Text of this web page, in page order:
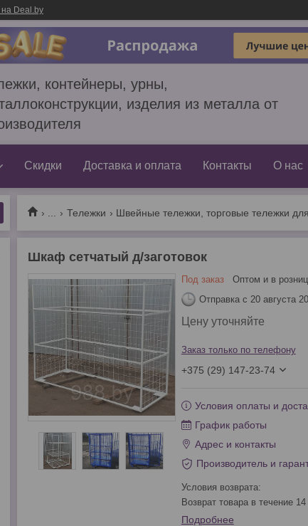
на Deal.by
контейнеры, урны,
изделия из металла от
Скидки Доставка и оплата Контакты О нас
Тележки Швейные тележки, торговые тележки
Шкаф сетчатый д/заготовок
Под заказ
Оптом и в
Отправка с 20 августа
Цену уточняйте
Заказ только по телефону
+375 (29) 147-23-74
Условия оплаты и
График работы
Адрес и контакты
Производитель и
возврат товара в течение
Подробнее